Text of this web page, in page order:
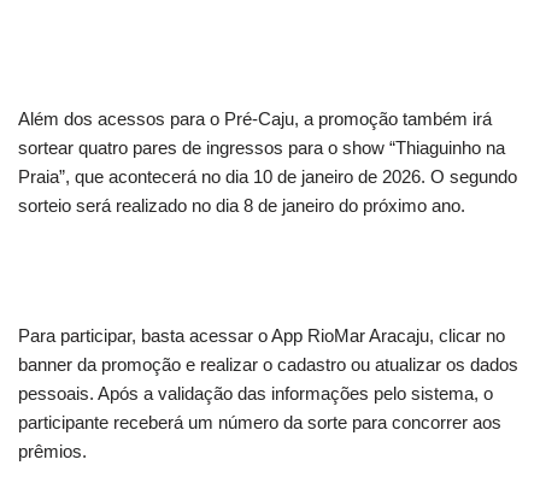
Além dos acessos para o Pré-Caju, a promoção também irá
sortear quatro pares de ingressos para o show “Thiaguinho na
Praia”, que acontecerá no dia 10 de janeiro de 2026. O segundo
sorteio será realizado no dia 8 de janeiro do próximo ano.
Para participar, basta acessar o App RioMar Aracaju, clicar no
banner da promoção e realizar o cadastro ou atualizar os dados
pessoais. Após a validação das informações pelo sistema, o
participante receberá um número da sorte para concorrer aos
prêmios.